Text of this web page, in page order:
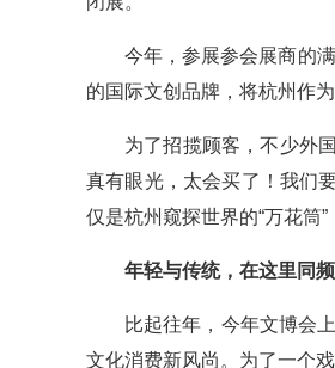
今年，参展参会展商的
的国际文创品牌，将杭州作
为了招揽顾客，不少外
真有眼光，太会买了！我们
仅是杭州窥探世界的“万花筒”
年轻与传统，在这里同
比起往年，今年文博会
文化消费新风尚。为了一个